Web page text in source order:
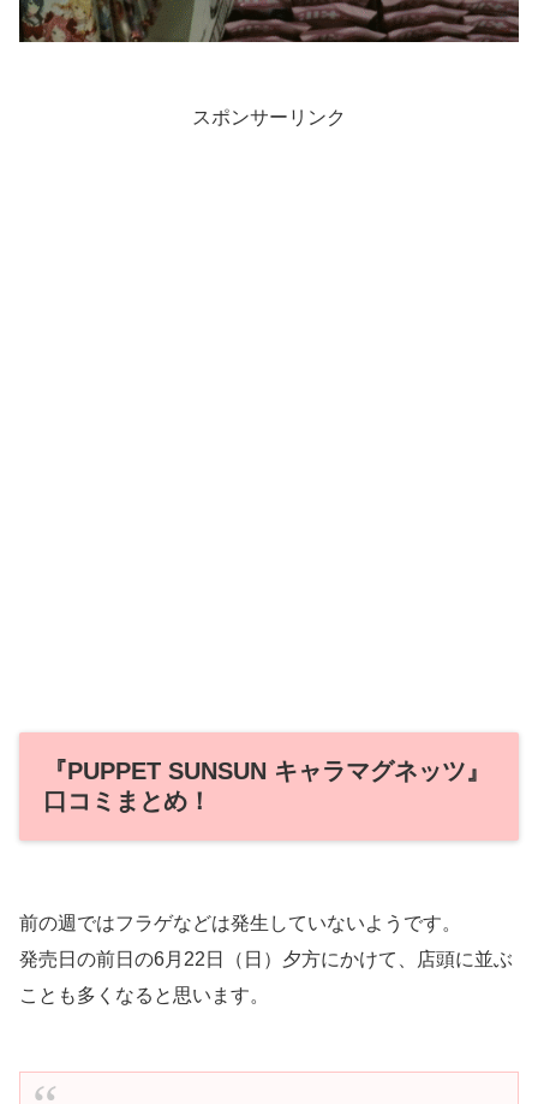
スポンサーリンク
『PUPPET SUNSUN キャラマグネッツ』
口コミまとめ！
前の週ではフラゲなどは発生していないようです。
発売日の前日の6月22日（日）夕方にかけて、店頭に並ぶ
ことも多くなると思います。